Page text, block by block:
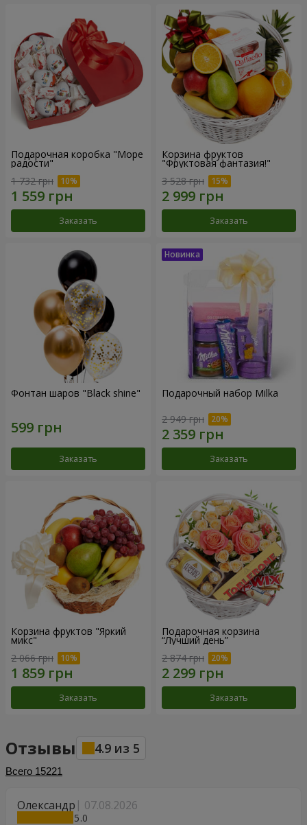
Подарочная коробка "Море
радости"
1 732 грн
Заказать
Корзина фруктов
"Фруктовая фантазия!"
3 528 грн
Заказать
Фонтан шаров "Black shine"
Заказать
Подарочный набор Milka
2 949 грн
Заказать
Корзина фруктов "Яркий
микс"
2 066 грн
Заказать
Подарочная корзина
“Лучший день”
2 874 грн
Заказать
Отзывы 4.9 из 5
Всего 15221
Олександр 07.08.2026
5